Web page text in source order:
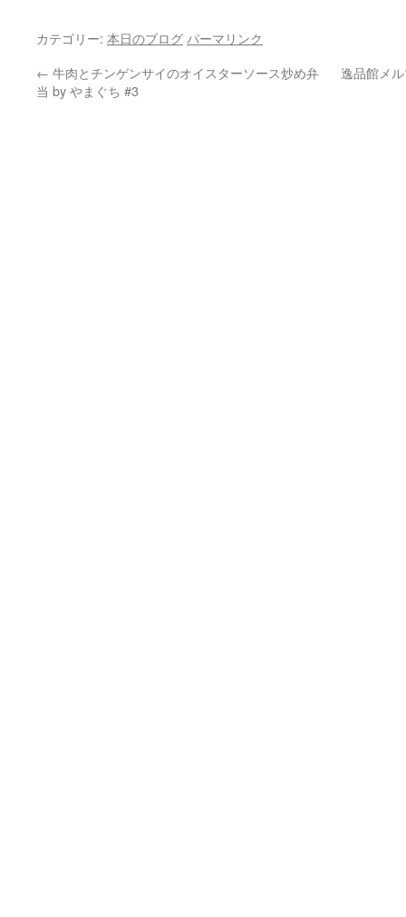
カテゴリー: 本日のブログ パーマリンク
← 牛肉とチンゲンサイのオイスターソース炒め弁
当 by やまぐち #3
逸品館メ